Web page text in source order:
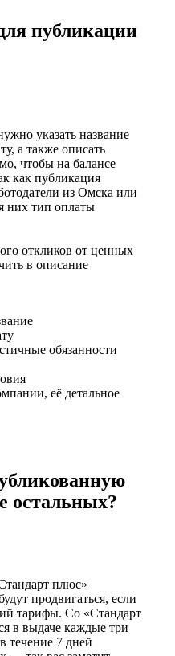
публикации
указать название
а также описать
чтобы на балансе
как публикация
из Омска или
них тип оплаты
откликов от ценных
в описание
обязанности
её детальное
остальных?
плюс»
продвигаться, если
тарифы. Со «Стандарт
в выдаче каждые три
течение 7 дней